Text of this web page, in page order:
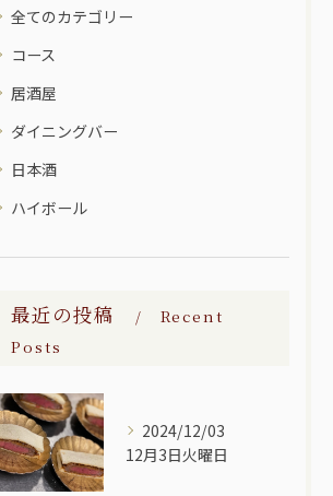
全てのカテゴリー
コース
居酒屋
ダイニングバー
日本酒
ハイボール
最近の投稿
Recent
Posts
2024/12/03
12月3日火曜日